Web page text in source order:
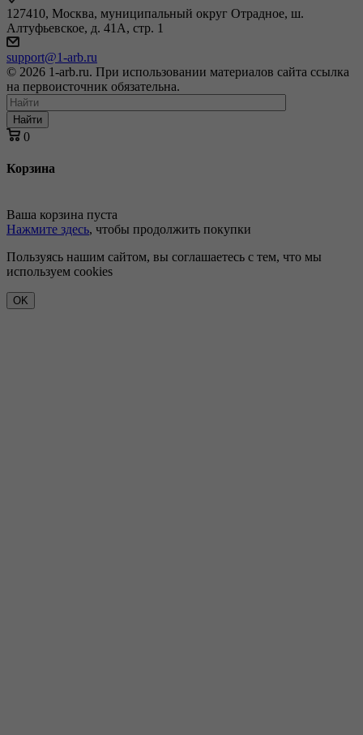
127410, Москва, муниципальный округ Отрадное, ш.
Алтуфьевское, д. 41А, стр. 1
support@1-arb.ru
© 2026 1-arb.ru. При использовании материалов сайта ссылка
на первоисточник обязательна.
Найти
0
Корзина
Ваша корзина пуста
Нажмите здесь, чтобы продолжить покупки
Пользуясь нашим сайтом, вы соглашаетесь с тем, что мы
используем cookies
OK